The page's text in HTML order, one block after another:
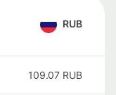
RUB
109.07 RUB